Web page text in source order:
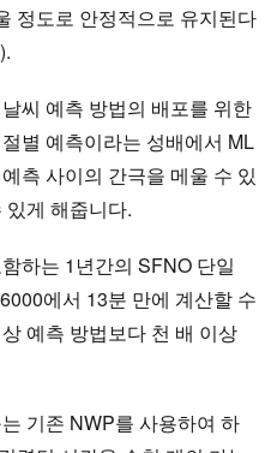
정도로 안정적으로 유지된다
씨 예측 방법의 배포를 위한
별 예측이라는 성배에서 ML
측 사이의 간극을 메울 수 있
게 해줍니다.
하는 1년간의 SFNO 단일
에서 13분 만에 계산할 수
예측 방법보다 천 배 이상
기존 NWP를 사용하여 하